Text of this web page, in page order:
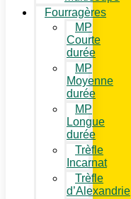
Fourragères
MP
Courte
durée
MP
Moyenne
durée
MP
Longue
durée
Trèfle
Incarnat
Trèfle
d’Alexandrie